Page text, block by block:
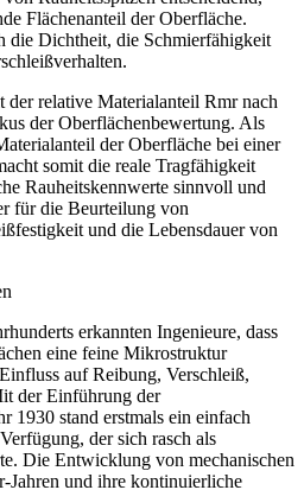
Flächenanteil der Oberfläche.
die Dichtheit, die Schmierfähigkeit
relative Materialanteil Rmr nach
der Oberflächenbewertung. Als
der Oberfläche bei einer
somit die reale Tragfähigkeit
Rauheitskennwerte sinnvoll und
für die Beurteilung von
und die Lebensdauer von
erkannten Ingenieure, dass
eine feine Mikrostruktur
auf Reibung, Verschleiß,
der Einführung der
1930 stand erstmals ein einfach
der sich rasch als
Die Entwicklung von mechanischen
Jahren und ihre kontinuierliche